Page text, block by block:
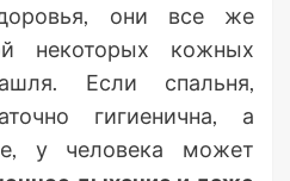
они все же
некоторых кожных
Если спальня,
гигиенична, а
у человека может